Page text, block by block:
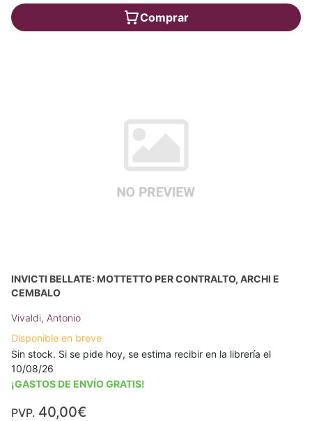
Comprar
INVICTI BELLATE: MOTTETTO PER CONTRALTO, ARCHI E
CEMBALO
Vivaldi, Antonio
Disponible en breve
Sin stock. Si se pide hoy, se estima recibir en la librería el
10/08/26
¡GASTOS DE ENVÍO GRATIS!
PVP. 40,00€